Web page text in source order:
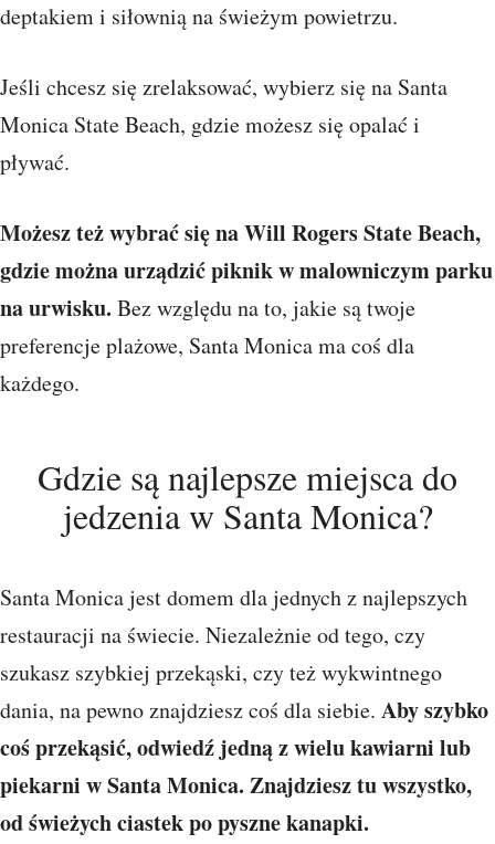
deptakiem i siłownią na świeżym powietrzu.
Jeśli chcesz się zrelaksować, wybierz się na Santa
Monica State Beach, gdzie możesz się opalać i
pływać.
Możesz też wybrać się na Will Rogers State Beach,
gdzie można urządzić piknik w malowniczym parku
na urwisku. Bez względu na to, jakie są twoje
preferencje plażowe, Santa Monica ma coś dla
każdego.
Gdzie są najlepsze miejsca do
jedzenia w Santa Monica?
Santa Monica jest domem dla jednych z najlepszych
restauracji na świecie. Niezależnie od tego, czy
szukasz szybkiej przekąski, czy też wykwintnego
dania, na pewno znajdziesz coś dla siebie. Aby szybko
coś przekąsić, odwiedź jedną z wielu kawiarni lub
piekarni w Santa Monica. Znajdziesz tu wszystko,
od świeżych ciastek po pyszne kanapki.